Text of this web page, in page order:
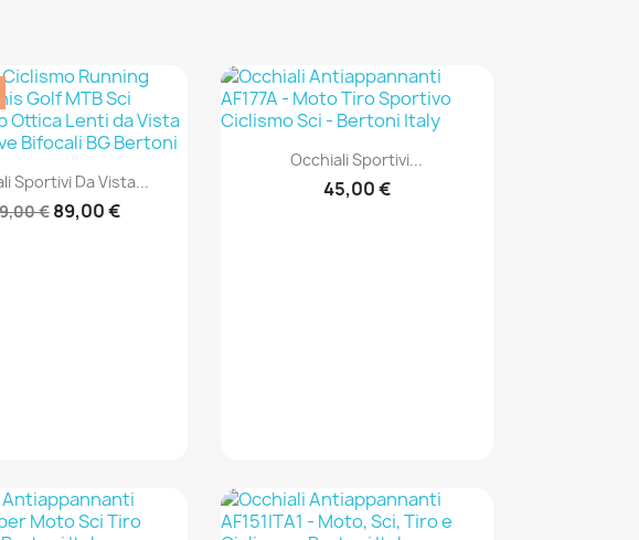
Anteprima
Sportivi Da Vista...
€ 89,00 €
Anteprima
Occhiali Sportivi...
45,00 €